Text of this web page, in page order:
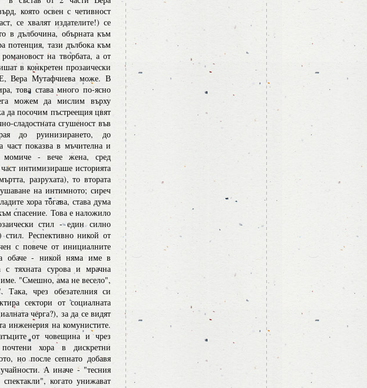
която освен с четивност
се хвалят издателите!) се
в дълбочина, обърната към
потенция, тази дълбока към
на творбата, а от
в конкретен прозаически
Вера Мутафчиева може. В
това става много по-ясно
можем да мислим върху
да посочим пъстреещия цвят
сладостната сгушеност във
до руинизирането, до
част показва в мъчителна и
момиче - вече жена, сред
интимизираше историята
разрухата), то втората
на интимното; сиреч
хора тогава, става дума
спасение. Това е наложило
стил - един силно
стил. Респективно никой от
с повече от инициалните
обаче - никой няма име в
с тяхната сурова и мрачна
"Смешно, ама не весело",
чрез обезателния си
сектори от социалната
черга?), за да се видят
инженерия на комунистите.
от човещина и чрез
хора в дискретни
но после сепнато добавя
А иначе - "тесния
когато унижават